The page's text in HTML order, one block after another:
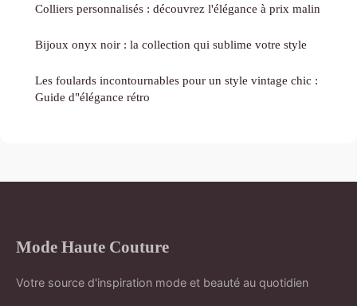
Colliers personnalisés : découvrez l'élégance à prix malin
Bijoux onyx noir : la collection qui sublime votre style
Les foulards incontournables pour un style vintage chic :
Guide d"élégance rétro
Mode Haute Couture
Votre source d'inspiration mode et beauté au quotidien